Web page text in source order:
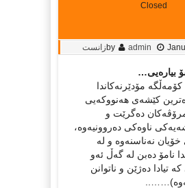
Closed
by admin زانست
بیاره‌یی…
مۆدێرنه‌کاندا
کێشه‌ی هه‌نووکه‌یی
ده‌گرێت و
ناوه‌کی ده‌روونیه‌وه،
نه‌ناسنه‌وه و له
نامۆ ده‌بن له گه‌ڵ ئه‌و
تیادا ده‌ژێن و ناتوانن